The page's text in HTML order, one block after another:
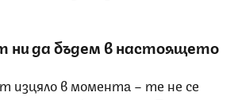
ни да бъдем в настоящето
изцяло в момента – те не се